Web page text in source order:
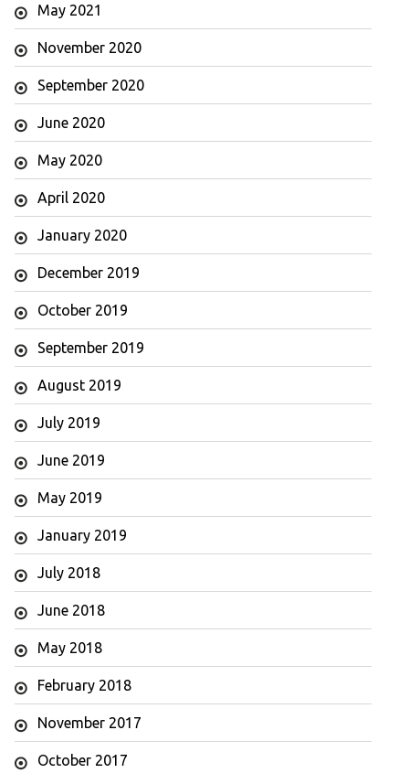
May 2021
November 2020
September 2020
June 2020
May 2020
April 2020
January 2020
December 2019
October 2019
September 2019
August 2019
July 2019
June 2019
May 2019
January 2019
July 2018
June 2018
May 2018
February 2018
November 2017
October 2017